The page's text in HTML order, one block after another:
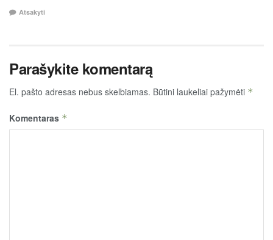
Atsakyti
Parašykite komentarą
El. pašto adresas nebus skelbiamas. Būtini laukeliai pažymėti *
Komentaras *